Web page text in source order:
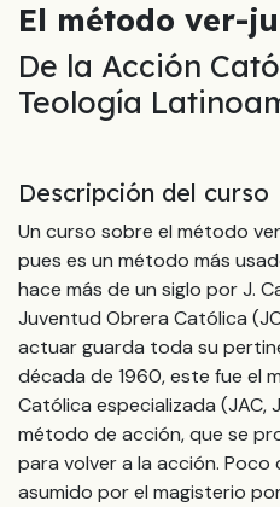
El método ver-
De la Acción
Teología
Descripción del curso
Un curso sobre el método
pues es un método más
hace más de un siglo por J.
Juventud Obrera Católica
actuar guarda toda su
década de 1960, este fue el
Católica especializada (JAC,
método de acción, que se
para volver a la acción.
asumido por el magisterio